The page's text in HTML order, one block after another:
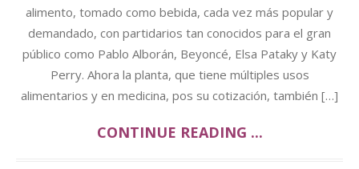
alimento, tomado como bebida, cada vez más popular y
demandado, con partidarios tan conocidos para el gran
público como Pablo Alborán, Beyoncé, Elsa Pataky y Katy
Perry. Ahora la planta, que tiene múltiples usos
alimentarios y en medicina, pos su cotización, también […]
CONTINUE READING ...